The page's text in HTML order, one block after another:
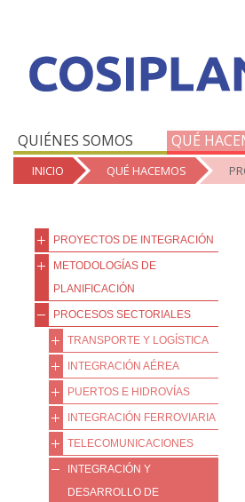
QUIÉNES SOMOS QUÉ
INICIO QUÉ HACEMOS
PROYECTOS DE INTEGRACIÓN
METODOLOGÍAS DE
PLANIFICACIÓN
PROCESOS SECTORIALES
TRANSPORTE Y LOGÍSTICA
INTEGRACIÓN AÉREA
PUERTOS E HIDROVÍAS
INTEGRACIÓN FERROVIARIA
TELECOMUNICACIONES
INTEGRACIÓN Y
DESARROLLO DE